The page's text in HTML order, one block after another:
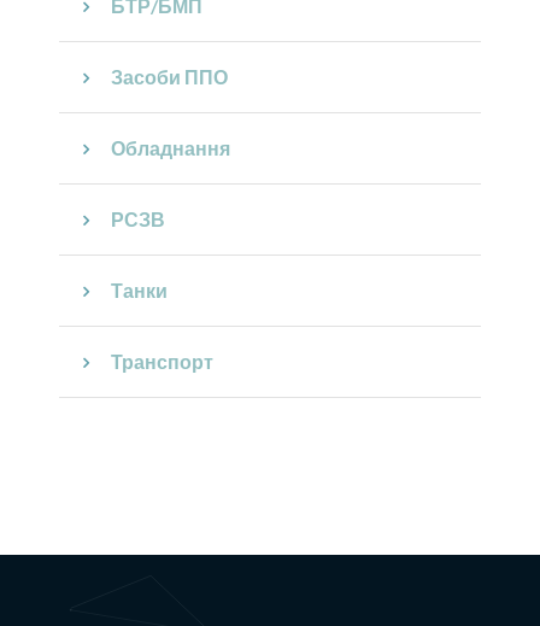
БТР/БМП
Засоби ППО
Обладнання
РСЗВ
Танки
Транспорт